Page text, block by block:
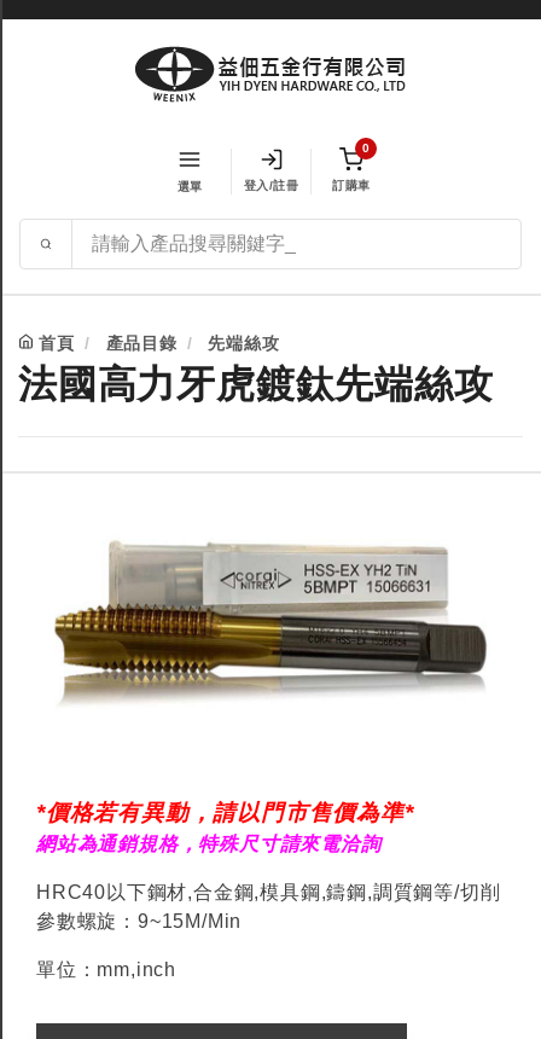
選單 登入/註冊
0
訂購車
首頁 產品目錄 先端絲攻
法國高力牙虎鍍鈦先端絲攻
*價格若有異動，請以門市售價為準*
網站為通銷規格，特殊尺寸請來電洽詢
HRC40以下鋼材,合金鋼,模具鋼,鑄鋼,調質鋼等/切削
參數螺旋：9~15M/Min
單位：mm,inch